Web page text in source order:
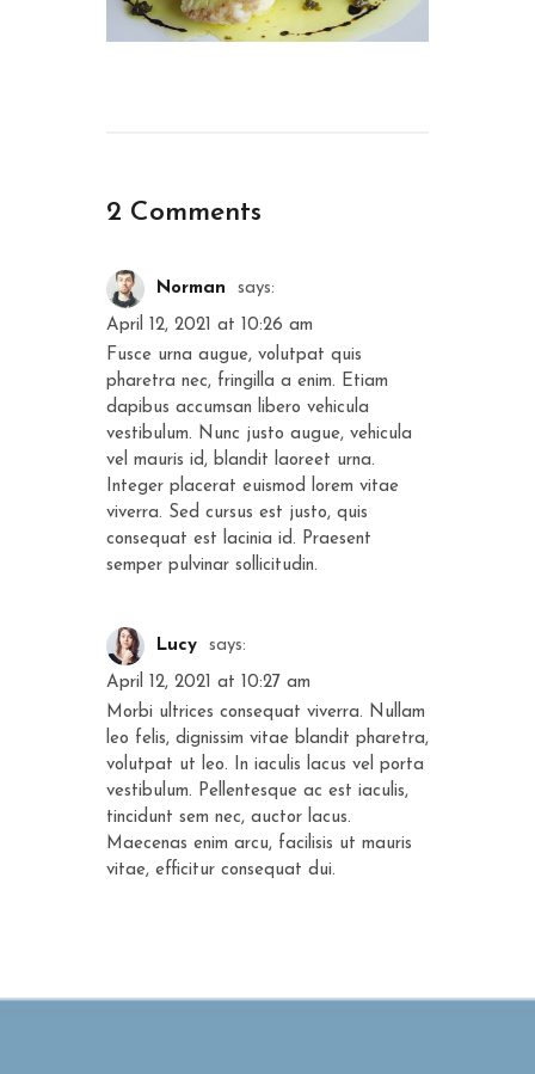
2 Comments
Norman says:
April 12, 2021 at 10:26 am
Fusce urna augue, volutpat quis
pharetra nec, fringilla a enim. Etiam
dapibus accumsan libero vehicula
vestibulum. Nunc justo augue, vehicula
vel mauris id, blandit laoreet urna.
Integer placerat euismod lorem vitae
viverra. Sed cursus est justo, quis
consequat est lacinia id. Praesent
semper pulvinar sollicitudin.
Lucy says:
April 12, 2021 at 10:27 am
Morbi ultrices consequat viverra. Nullam
leo felis, dignissim vitae blandit pharetra,
volutpat ut leo. In iaculis lacus vel porta
vestibulum. Pellentesque ac est iaculis,
tincidunt sem nec, auctor lacus.
Maecenas enim arcu, facilisis ut mauris
vitae, efficitur consequat dui.